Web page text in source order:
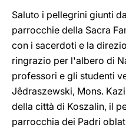
Saluto i pellegrini giunti
parrocchie della Sacra
con i sacerdoti e la
ringrazio per l'albero di
professori e gli studenti
Jêdraszewski, Mons.
della città di Koszalin, il
parrocchia dei Padri